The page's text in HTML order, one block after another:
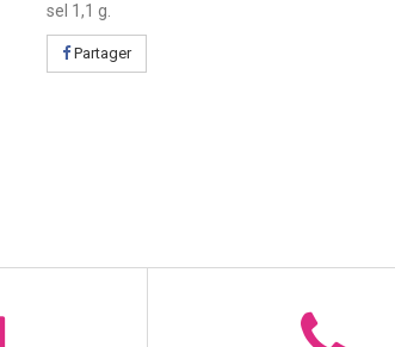
sel 1,1 g.
Partager